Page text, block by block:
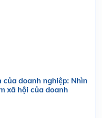
doanh nghiệp: Nhìn
xã hội của doanh